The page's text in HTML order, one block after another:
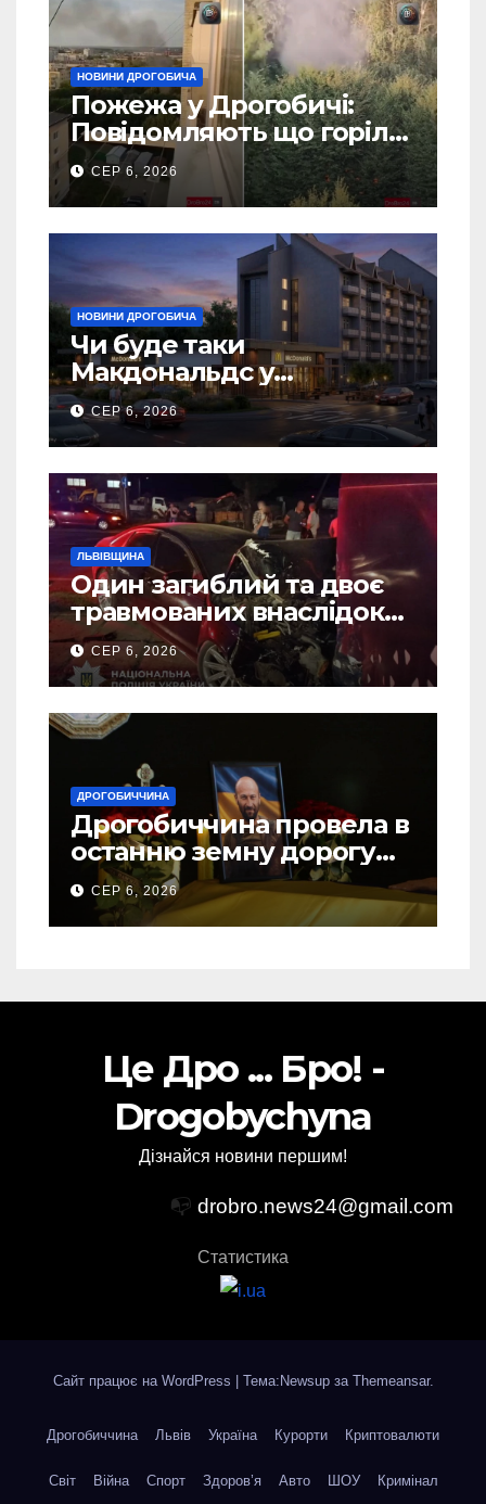
НОВИНИ ДРОГОБИЧА
Пожежа у Дрогобичі:
Повідомляють що горіло
5 гаражів (Відео)
СЕР 6, 2026
НОВИНИ ДРОГОБИЧА
Чи буде таки
Макдональдс у
Дрогобичі? (Фото)
СЕР 6, 2026
ЛЬВІВЩИНА
Один загиблий та двоє
травмованих внаслідок
ДТП на Самбірщині
СЕР 6, 2026
ДРОГОБИЧЧИНА
Дрогобиччина провела в
останню земну дорогу
свого Захисника – Олега
Торського
СЕР 6, 2026
Це Дро ... Бро! -
Drogobychyna
Дізнайся новини першим!
📭 drobro.news24@gmail.com
Статистика
Сайт працює на WordPress Тема:Newsup за Themeansar.
Дрогобиччина Львів Україна Курорти Криптовалюти
Світ Війна Спорт Здоров’я Авто ШОУ Кримінал